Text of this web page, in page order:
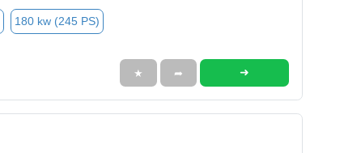
180 kw (245 PS)
★ ➦ ➜